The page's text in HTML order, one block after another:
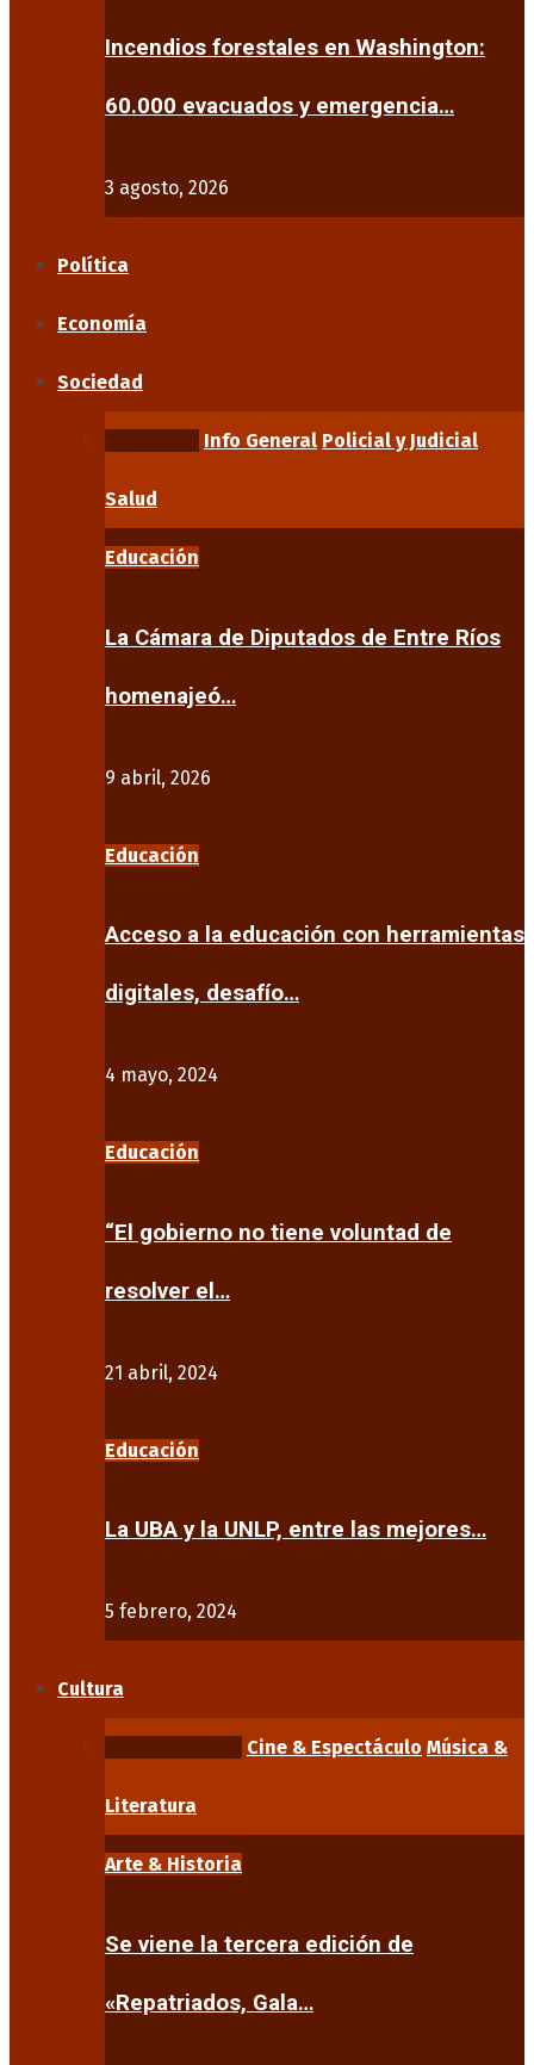
Incendios forestales en Washington:
60.000 evacuados y emergencia…
3 agosto, 2026
Política
Economía
Sociedad
Info General Policial y Judicial
Salud
Educación
La Cámara de Diputados de Entre Ríos
homenajeó…
9 abril, 2026
Educación
Acceso a la educación con herramientas
digitales, desafío…
4 mayo, 2024
Educación
“El gobierno no tiene voluntad de
resolver el…
21 abril, 2024
Educación
La UBA y la UNLP, entre las mejores…
5 febrero, 2024
Cultura
Cine & Espectáculo Música &
Literatura
Arte & Historia
Se viene la tercera edición de
«Repatriados, Gala…